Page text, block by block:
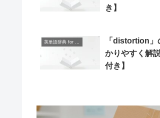
き】
「distortion
かりやすく解
付き】